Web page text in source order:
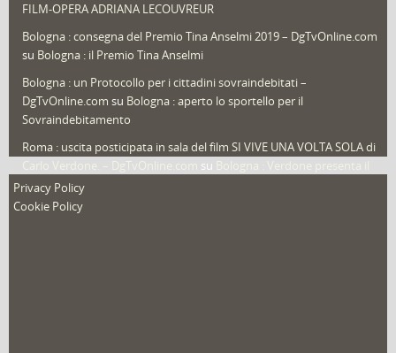
Video (archivio) (263)
FILM-OPERA ADRIANA LECOUVREUR
Bologna : consegna del Premio Tina Anselmi 2019 – DgTvOnline.com
su Bologna : il Premio Tina Anselmi
Bologna : un Protocollo per i cittadini sovraindebitati –
DgTvOnline.com su Bologna : aperto lo sportello per il
Sovraindebitamento
Roma : uscita posticipata in sala del film SI VIVE UNA VOLTA SOLA di
su
nuovo film
Privacy Policy
Cookie Policy